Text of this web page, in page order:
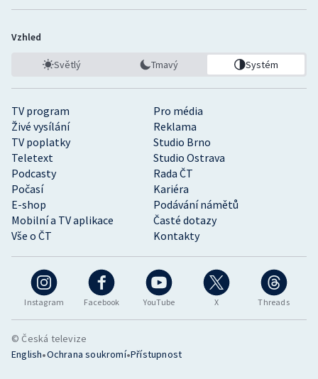
Instagram Facebook YouTube X Threads
TV program
Pro média
Živé vysílání
Reklama
TV poplatky
Studio Brno
Teletext
Studio Ostrava
Podcasty
Rada ČT
Počasí
Kariéra
E-shop
Podávání námětů
Mobilní a TV aplikace
Časté dotazy
Vše o ČT
Kontakty
Vzhled
Světlý Tmavý Systém
© Česká televize
English•Ochrana soukromí•Přístupnost